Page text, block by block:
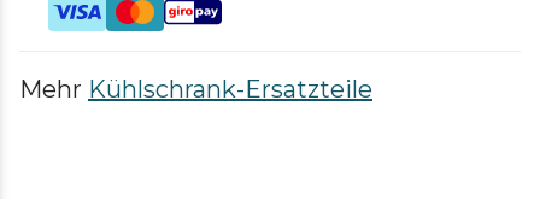
Mehr Kühlschrank-Ersatzteile